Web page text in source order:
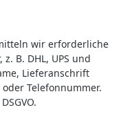
wir erforderliche
B. DHL, UPS und
Lieferanschrift
Telefonnummer.